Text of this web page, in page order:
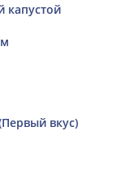
капустой
вкус)